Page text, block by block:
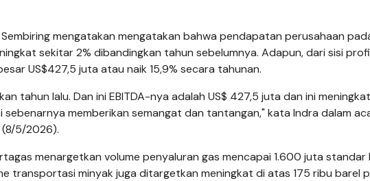
mengatakan mengatakan bahwa pendapatan perusahaan
sekitar 2% dibandingkan tahun sebelumnya. Adapun, dari sisi
US$427,5 juta atau naik 15,9% secara tahunan.
tahun lalu. Dan ini EBITDA-nya adalah US$ 427,5 juta dan ini meningkat
sebenarnya memberikan semangat dan tantangan," kata Indra dalam
(8/5/2026).
menargetkan volume penyaluran gas mencapai 1.600 juta standar
transportasi minyak juga ditargetkan meningkat di atas 175 ribu barel